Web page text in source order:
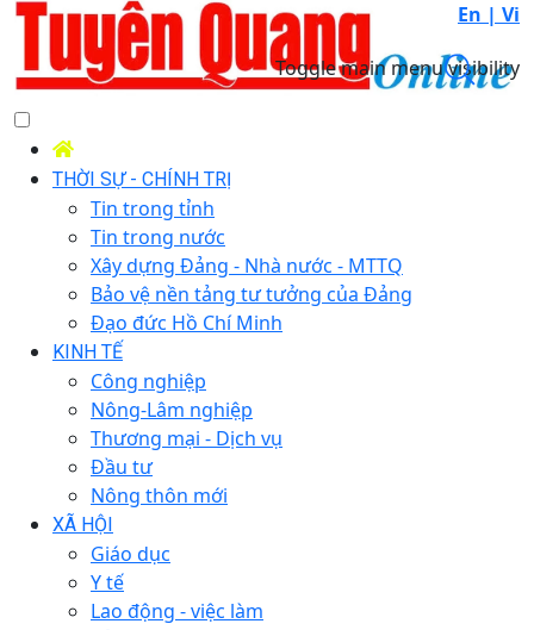
En | Vi
Toggle main menu visibility
THỜI SỰ - CHÍNH TRỊ
Tin trong tỉnh
Tin trong nước
Xây dựng Đảng - Nhà nước - MTTQ
Bảo vệ nền tảng tư tưởng của Đảng
Đạo đức Hồ Chí Minh
KINH TẾ
Công nghiệp
Nông-Lâm nghiệp
Thương mại - Dịch vụ
Đầu tư
Nông thôn mới
XÃ HỘI
Giáo dục
Y tế
Lao động - việc làm